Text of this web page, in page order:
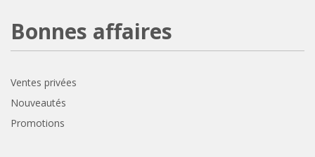
Bonnes affaires
Ventes privées
Nouveautés
Promotions